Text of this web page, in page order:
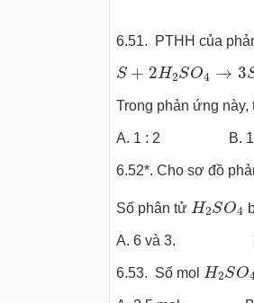
6.51. PTHH của
S + 2H2SO4 → 3
S+2 H2SO4 3 S
Trong phản ứng
A. 1 : 2 B.
6.52*. Cho sơ đồ
Số phân tử H2SO4
H2 SO
A. 6 và 3.
6.53. Số mol H2SO
H2 SO